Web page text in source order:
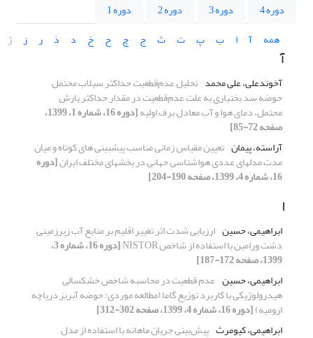
دوره 4
دوره 3 دوره 2
دوره 1
همه
آ ا ب پ ت ث ج چ ح خ د ذ ر ز ژ
آ
آخوندعلی، علی محمد تحلیل عدم‌قطعیت حداکثر سیلاب محتمل
حوضه سد بختیاری به علت عدم‌قطعیت در مقدار حداکثر بارش
محتمل، دمای هوا و آب معادل برف اولیه [دوره 16، شماره 1، 1399،
صفحه 72-85]
آراسته، پیمان
مدت مدلهای عددی هواشناسی جهانی در بخشهای مختلف ایران[دوره
16، شماره 4، 1399، صفحه 190-204]
ا
ابراهیمی، حسین ارزیابی شدت اثر تغییر اقلیم بر منابع آب زیرزمینی
دشت ورامین با استفاده از شاخص NISTOR [دوره 16، شماره 3،
1399، صفحه 172-187]
ابراهیمی، حسین عدم قطعیت در محاسبه شاخص خشکسالی
هیدرولوژیکی با کاربرد توزیع گاما (مطالعه موردی: حوضه آبریز دریاچه
ارومیه)[دوره 16، شماره 4، 1399، صفحه 302-312]
ابراهیمی، کیومرث پیش‌بینی جریان ماهانه با استفاده از مدل